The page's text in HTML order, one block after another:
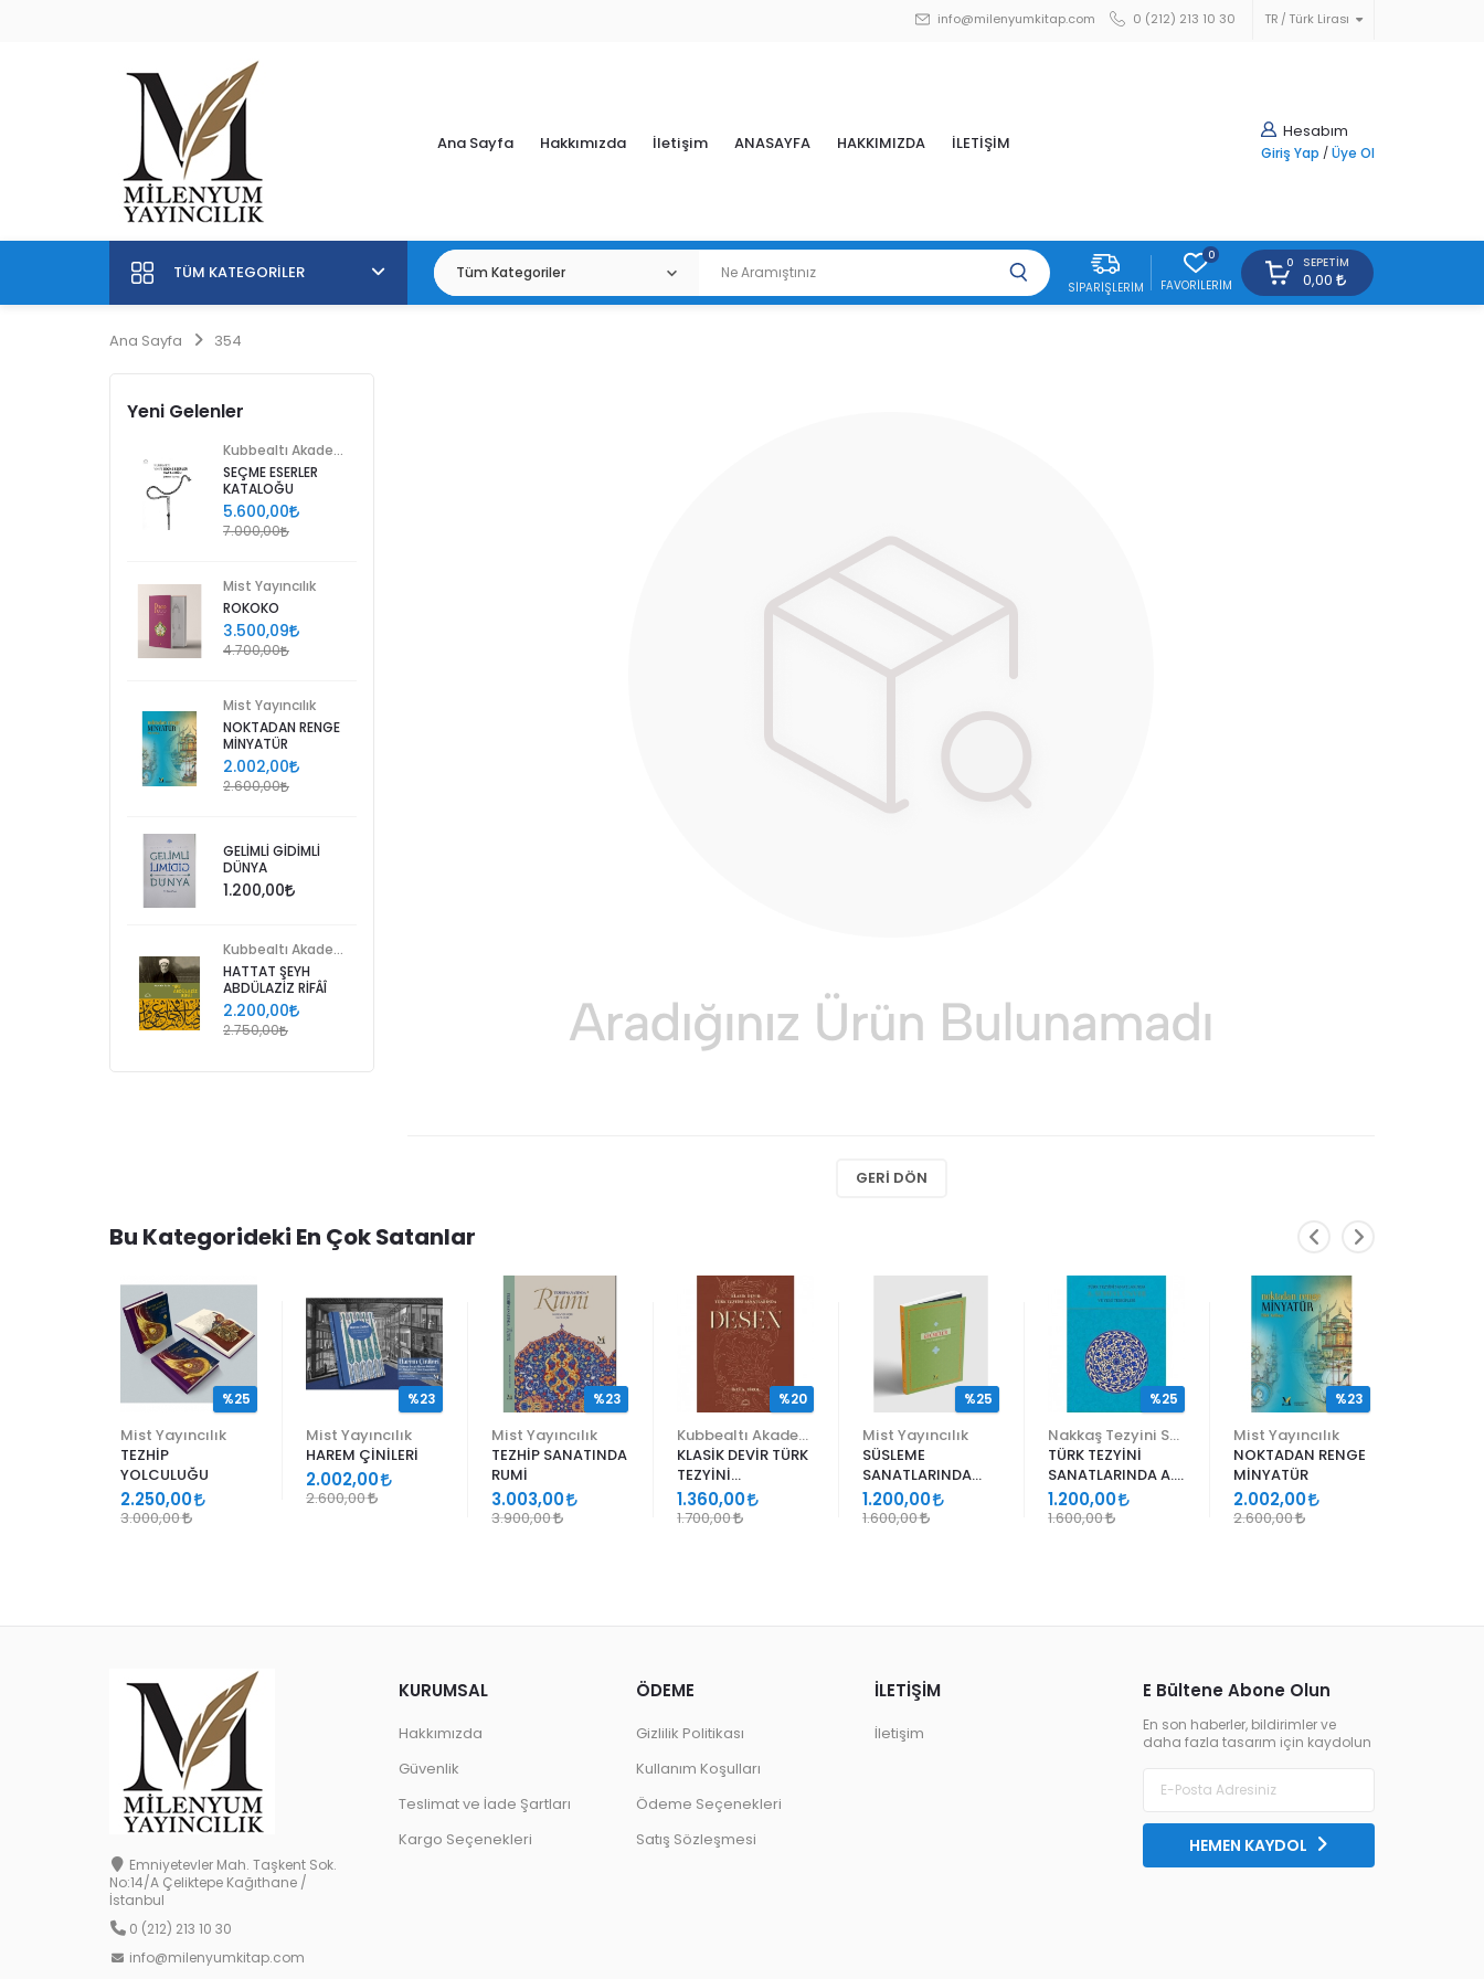
TR Türk Lirası
info@milenyumkitap.com 0 (212) 213 10 30
Hesabım
Giriş Yap / Üye Ol
Ana Sayfa Hakkımızda İletişim ANASAYFA HAKKIMIZDA İLETİŞİM
TÜM KATEGORILER
SIPARIŞLERIM
0
FAVORILERIM
0 SEPETIM
0,00
Ana Sayfa 354
GERI DÖN
Yeni Gelenler
SEÇME ESERLER
KATALOĞU
5.600,00
7.000,00
Mist Yayıncılık
ROKOKO
3.500,09
4.700,00
Mist Yayıncılık
NOKTADAN RENGE
MİNYATÜR
2.002,00
2.600,00
GELİMLİ GİDİMLİ
DÜNYA
1.200,00
HATTAT ŞEYH
ABDÜLAZİZ RİFÂÎ
2.200,00
2.750,00
Bu Kategorideki En Çok Satanlar
Mist Yayıncılık
TEZHİP
YOLCULUĞU
2.250,00
3.000,00
%25
Mist Yayıncılık
HAREM ÇİNİLERİ
2.002,00
2.600,00
%23
Mist Yayıncılık
TEZHİP SANATINDA
RUMİ
3.003,00
3.900,00
%23
KLASİK DEVİR TÜRK
TEZYİNİ
SANATLARINDA
DESEN
1.360,00
1.700,00
%20
Mist Yayıncılık
SÜSLEME
SANATLARINDA
GEÇMELER
1.200,00
1.600,00
%25
TÜRK TEZYİNİ
SANATLARINDA A.
SÜHEYL ÜNVER VE
YENİ TERKİPLERİ
1.200,00
1.600,00
%25
Mist Yayıncılık
NOKTADAN RENGE
MİNYATÜR
2.002,00
2.600,00
%23
Emniyetevler Mah. Taşkent Sok.
No:14/A Çeliktepe Kağıthane /
İstanbul
0 (212) 213 10 30
info@milenyumkitap.com
E Bültene Abone Olun
En son haberler, bildirimler ve
daha fazla tasarım için kaydolun
HEMEN KAYDOL
KURUMSAL
Hakkımızda
Güvenlik
Teslimat ve İade Şartları
Kargo Seçenekleri
ÖDEME
Gizlilik Politikası
Kullanım Koşulları
Ödeme Seçenekleri
Satış Sözleşmesi
İLETİŞİM
İletişim